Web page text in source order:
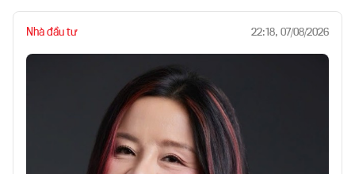
Nhà đầu tư 22:18, 07/08/2026